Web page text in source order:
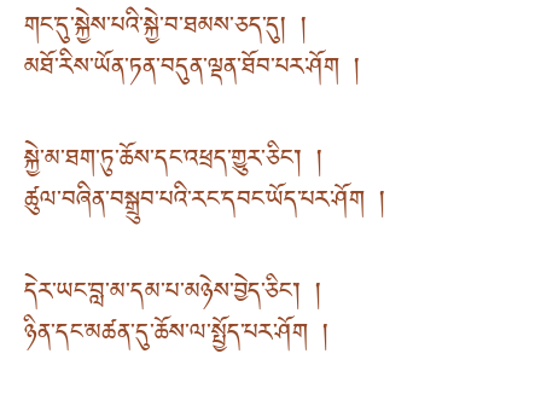
གང་དུ་སྐྱེས་པའི་སྐྱེ་བ་ཐམས་ཅད་དུ། །
མཐོ་རིས་ཡོན་ཏན་བདུན་ལྡན་ཐོབ་པར་ཤོག །
སྐྱེ་མ་ཐག་ཏུ་ཆོས་དང་འཕྲད་གྱུར་ཅིང༌། །
ཚུལ་བཞིན་བསྒྲུབ་པའི་རང་དབང་ཡོད་པར་ཤོག །
དེར་ཡང་བླ་མ་དམ་པ་མཉེས་བྱེད་ཅིང༌། །
ཉིན་དང་མཚན་དུ་ཆོས་ལ་སྤྱོད་པར་ཤོག །